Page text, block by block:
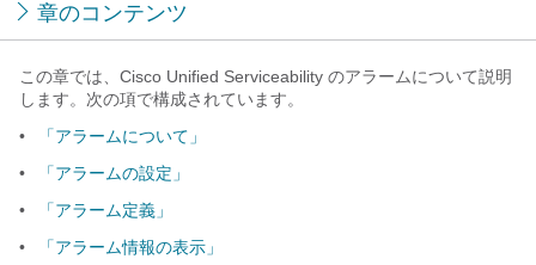
章のコンテンツ
この章では、Cisco Unified Serviceability のアラームについて説明
します。次の項で構成されています。
•
「アラームについて」
•
「アラームの設定」
•
「アラーム定義」
•
「アラーム情報の表示」